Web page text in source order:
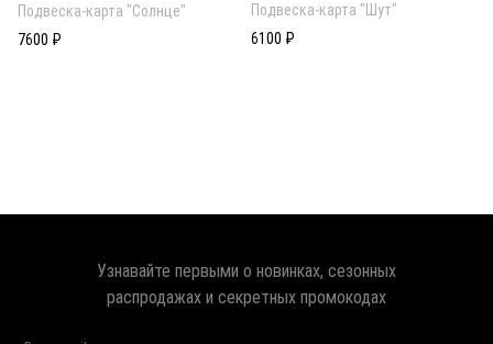
Подвеска-карта "Солнце"
7600 ₽
Подвеска-карта "Шут"
6100 ₽
Узнавайте первыми о новинках, сезонных
распродажах и секретных промокодах